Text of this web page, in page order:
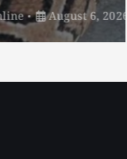
5 views